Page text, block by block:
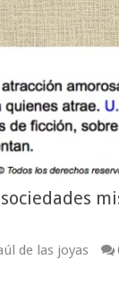
de las joyas